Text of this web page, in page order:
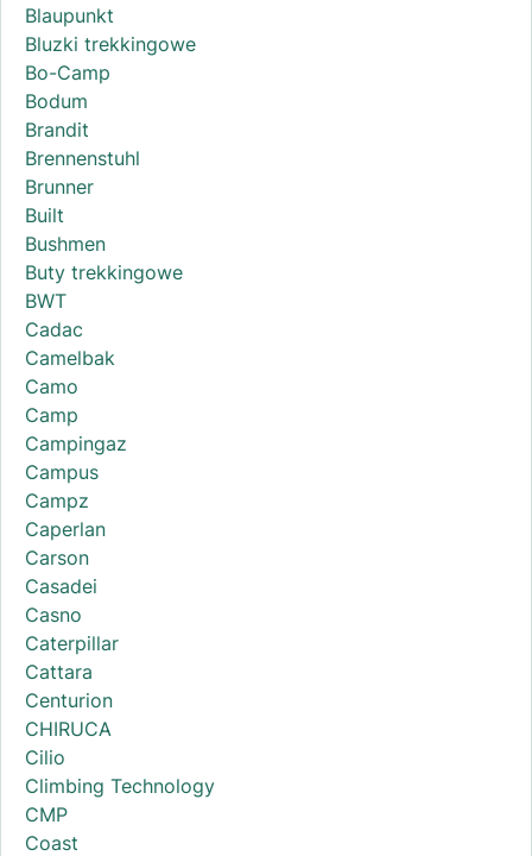
Blaupunkt
Bluzki trekkingowe
Bo-Camp
Bodum
Brandit
Brennenstuhl
Brunner
Built
Bushmen
Buty trekkingowe
BWT
Cadac
Camelbak
Camo
Camp
Campingaz
Campus
Campz
Caperlan
Carson
Casadei
Casno
Caterpillar
Cattara
Centurion
CHIRUCA
Cilio
Climbing Technology
CMP
Coast